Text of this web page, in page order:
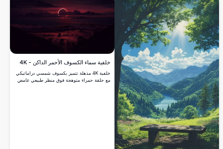
خلفية سماء الكسوف الأحمر الداكن - 4K
خلفية 4K مذهلة تتميز بكسوف شمسي دراماتيكي
مع حلقة حمراء متوهجة فوق منظر طبيعي غامض